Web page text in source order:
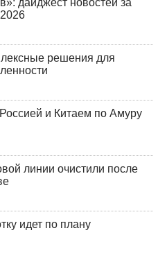
дайджест новостей за
решения для
и Китаем по Амуру
линии очистили после
идет по плану